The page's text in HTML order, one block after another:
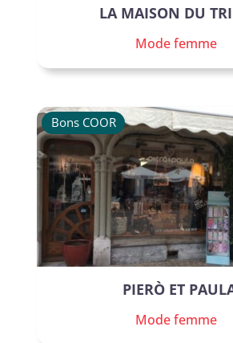
LA MAISON DU
Mode femme
PIERÒ ET
Mode femme
Bons COOR